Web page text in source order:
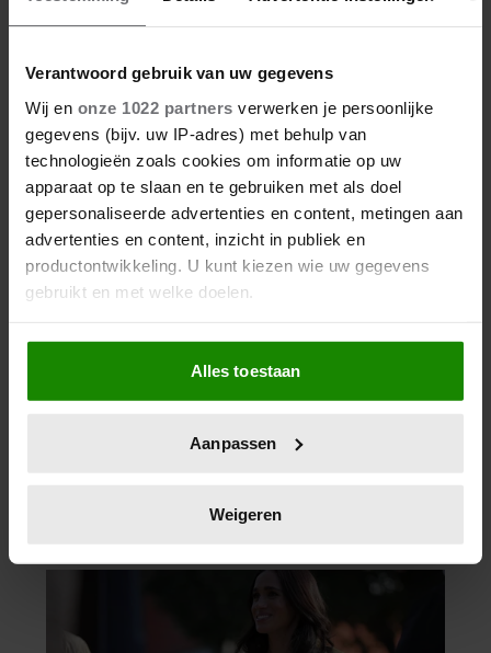
Verantwoord gebruik van uw gegevens
Wij en onze 1022 partners verwerken je persoonlijke
gegevens (bijv. uw IP-adres) met behulp van
technologieën zoals cookies om informatie op uw
apparaat op te slaan en te gebruiken met als doel
gepersonaliseerde advertenties en content, metingen aan
advertenties en content, inzicht in publiek en
productontwikkeling. U kunt kiezen wie uw gegevens
gebruikt en met welke doelen.
Als u het toestaat, willen we ook graag:
Informatie verzamelen over uw geografische
locatie, die tot een paar meter nauwkeurig kan zijn
scannen op specifieke eigenschappen (fingerprinting)
verwerkt en stel uw voorkeuren in het
intrekken in de Cookieverklaring.
We gebruiken cookies om content en advertenties te
personaliseren, om functies voor social media te bieden
Alles toestaan
Aanpassen
Weigeren